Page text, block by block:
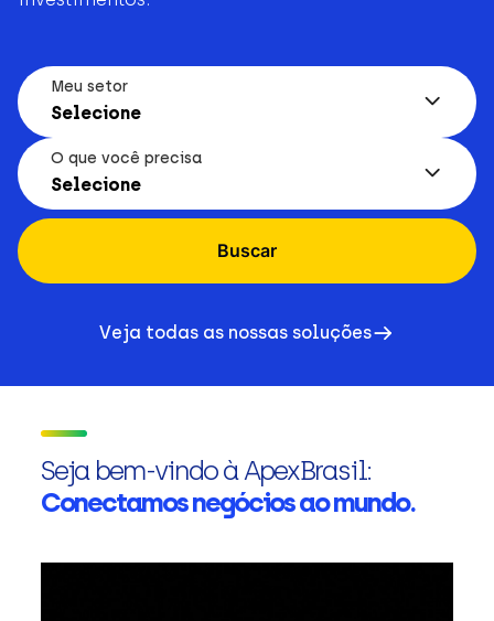
Meu setor
Selecione
O que você precisa
Selecione
Buscar
Veja todas as nossas soluções
Seja bem-vindo à ApexBrasil:
Conectamos negócios ao mundo.